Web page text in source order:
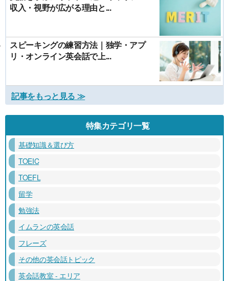
収入・視野が広がる理由と...
スピーキングの練習方法｜独学・アプ
リ・オンライン英会話で上...
記事をもっと見る ≫
特集カテゴリ一覧
基礎知識＆選び方
TOEIC
TOEFL
留学
勉強法
イムランの英会話
フレーズ
その他の英会話トピック
英会話教室 - エリア